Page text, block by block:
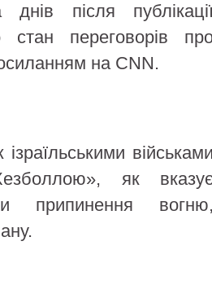
після
стан переговорів
на CNN.
військами
як
припинення вогню,